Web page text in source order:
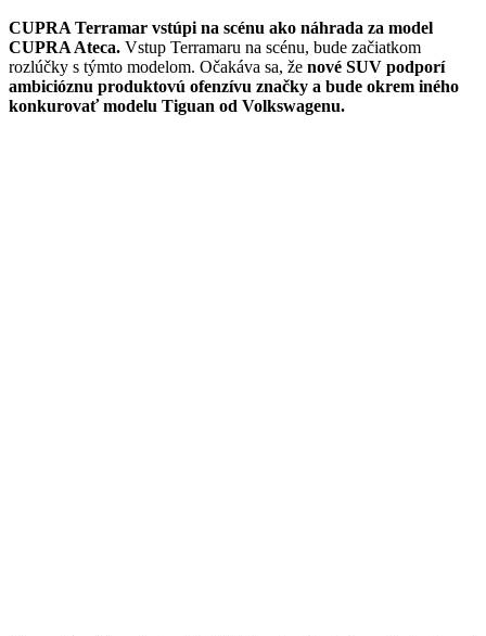
CUPRA Terramar vstúpi na scénu ako náhrada za model
CUPRA Ateca. Vstup Terramaru na scénu, bude začiatkom
rozlúčky s týmto modelom. Očakáva sa, že nové SUV podporí
ambicióznu produktovú ofenzívu značky a bude okrem iného
konkurovať modelu Tiguan od Volkswagenu.